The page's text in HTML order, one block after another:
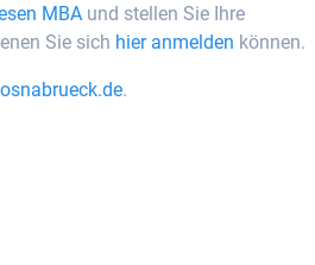
MBA und stellen Sie Ihre
Sie sich hier anmelden können.
.